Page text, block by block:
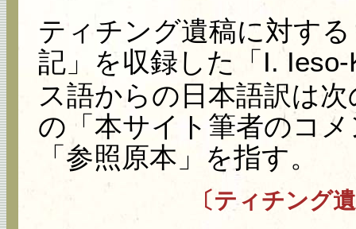
ティチング遺稿に対す
記」を収録した「I. Ieso-
ス語からの日本語訳は
の「本サイト筆者のコ
「参照原本」を指す。
〔ティチング